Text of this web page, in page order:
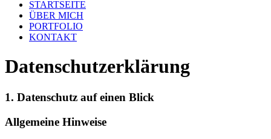
STARTSEITE
ÜBER MICH
PORTFOLIO
KONTAKT
Datenschutzerklärung
1. Datenschutz auf einen Blick
Allgemeine Hinweise